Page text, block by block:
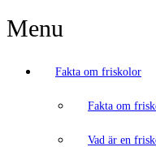
Menu
Fakta om friskolor
Fakta om
Vad är en